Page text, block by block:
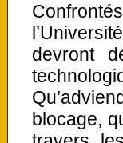
devront
blocage,